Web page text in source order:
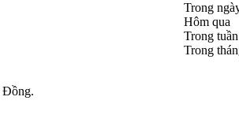
Trong
Hôm qua
Trong tuần
Trong
Đồng.